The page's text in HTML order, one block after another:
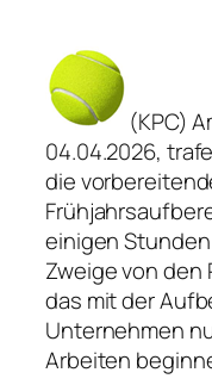
(KPC)
04.04.2026,
die
einigen
Zweige von
das mit der
Unternehmen
Arbeiten